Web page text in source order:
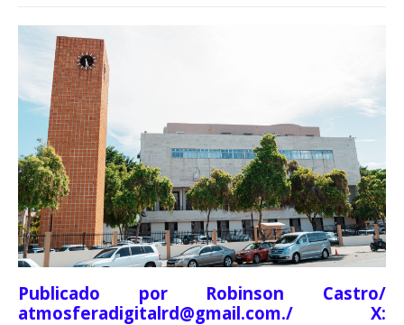
Publicado por Robinson Castro/
atmosferadigitalrd@gmail.com./ X: